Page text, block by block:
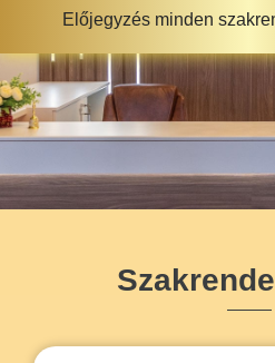
Előjegyzés minden